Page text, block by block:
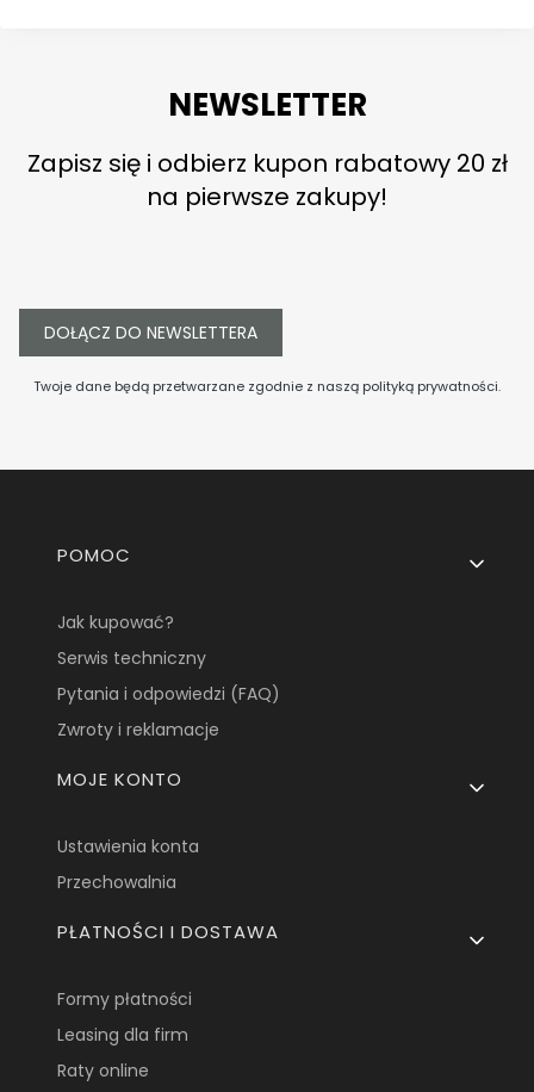
NEWSLETTER
Zapisz się i odbierz kupon rabatowy 20 zł
na pierwsze zakupy!
DOŁĄCZ DO NEWSLETTERA
Twoje dane będą przetwarzane zgodnie z naszą polityką prywatności.
Linki w stopce
POMOC
Jak kupować?
Serwis techniczny
Pytania i odpowiedzi (FAQ)
Zwroty i reklamacje
MOJE KONTO
Ustawienia konta
Przechowalnia
PŁATNOŚCI I DOSTAWA
Formy płatności
Leasing dla firm
Raty online